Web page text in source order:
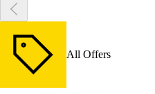
All Offers